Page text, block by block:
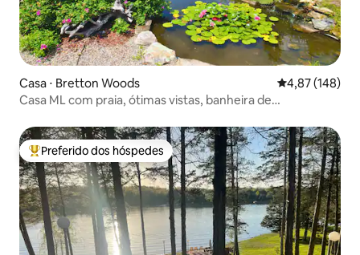
Casa ⋅ Bretton Woods 4,87 de uma
4,87 (148)
Casa ML com praia, ótimas vistas, banheira de
Entre os melhores preferidos dos hóspedes
Preferido dos hóspedes